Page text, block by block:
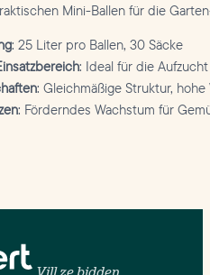
Mini-Ballen für die
: 25 Liter pro Ballen, 30 Säcke
: Ideal für die
: Gleichmäßige Struktur,
: Förderndes Wachstum für
Vill ze bidden